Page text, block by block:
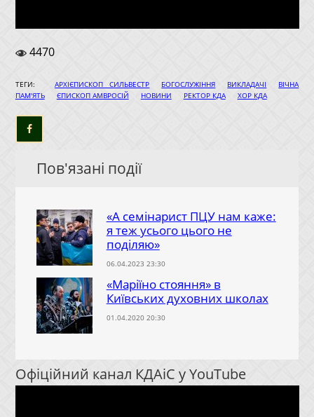
4470
ТЕГИ: АРХІЄПИСКОП СИЛЬВЕСТР БОГОСЛУЖІННЯ ВИКЛАДАЧІ
ВІЧНА
ПАМ'ЯТЬ
ЄПИСКОП АМВРОСІЙ НОВИНИ РЕКТОР КДА ХОР КДА
Пов'язані події
«А семінарист ПЦУ нам каже:
я теж усього цього не
поділяю»
06.04.2023 23:30
«Маріїно стояння» в
Київських духовних школах
01.04.2020 20:30
Офіційний канал КДАіС у YouTube
Відеопрогравач